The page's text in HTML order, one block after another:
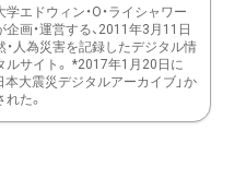
エドウィン・O・ライシャワー
企画・運営する、2011年3月11日
・人為災害を記録したデジタル情
ルサイト。 *2017年1月20日に
本大震災デジタルアーカイブ」か
た。